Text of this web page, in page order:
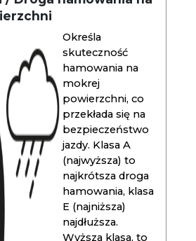
Określa
skuteczność
hamowania na
mokrej
powierzchni, co
przekłada się na
bezpieczeństwo
jazdy. Klasa A
(najwyższa) to
najkrótsza droga
hamowania, klasa
E (najniższa)
najdłuższa.
Wyższa klasa, to